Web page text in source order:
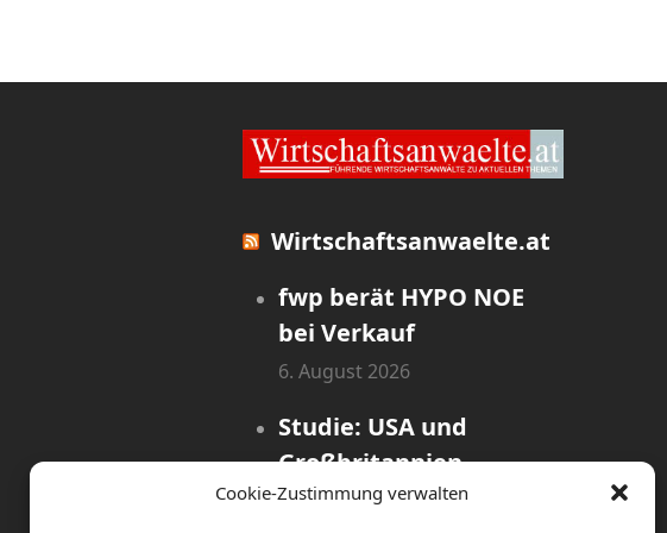
Cookie-Zustimmung verwalten
Wirtschaftsanwaelte.at
fwp berät HYPO NOE
bei Verkauf
6. August 2026
Studie: USA und
Großbritannien
dominieren globales